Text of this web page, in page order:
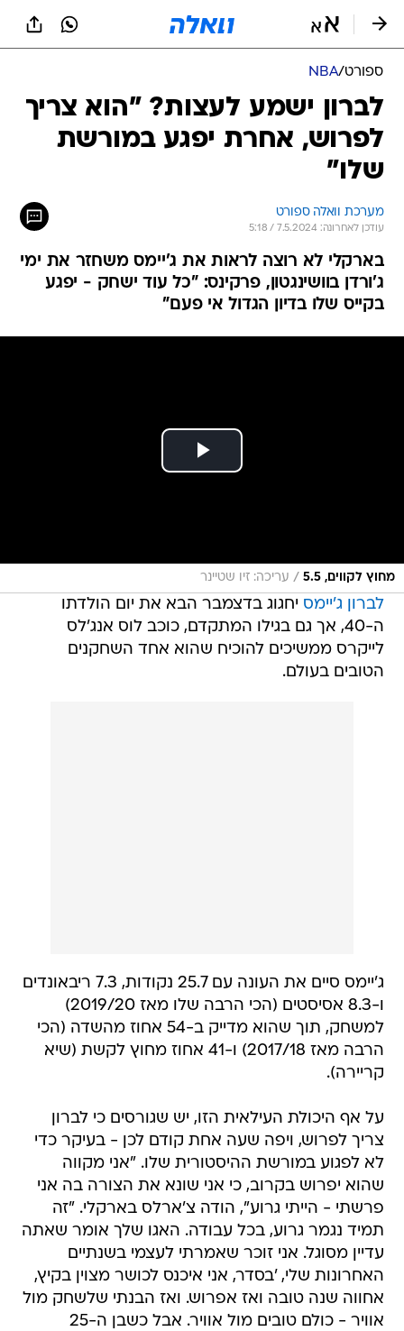
ספורט/
NBA
לברון ישמע לעצות? "הוא צריך
לפרוש, אחרת יפגע במורשת
שלו"
מערכת וואלה ספורט
עודכן לאחרונה: 7.5.2024 / 5:18
בארקלי לא רוצה לראות את ג'יימס משחזר את ימי
ג'ורדן בוושינגטון, פרקינס: "כל עוד ישחק - יפגע
בקייס שלו בדיון הגדול אי פעם"
מחוץ לקווים, 5.5 / עריכה: זיו שטיינר
לברון ג'יימס יחגוג בדצמבר הבא את יום הולדתו
ה-40, אך גם בגילו המתקדם, כוכב לוס אנג'לס
לייקרס ממשיכים להוכיח שהוא אחד השחקנים
הטובים בעולם.
ג'יימס סיים את העונה עם 25.7 נקודות, 7.3 ריבאונדים
ו-8.3 אסיסטים (הכי הרבה שלו מאז 2019/20)
למשחק, תוך שהוא מדייק ב-54 אחוז מהשדה (הכי
הרבה מאז 2017/18) ו-41 אחוז מחוץ לקשת (שיא
קריירה).
על אף היכולת העילאית הזו, יש שגורסים כי לברון
צריך לפרוש, ויפה שעה אחת קודם לכן - בעיקר כדי
לא לפגוע במורשת ההיסטורית שלו. "אני מקווה
שהוא יפרוש בקרוב, כי אני שונא את הצורה בה אני
פרשתי - הייתי גרוע", הודה צ'ארלס בארקלי. "זה
תמיד נגמר גרוע, בכל עבודה. האגו שלך אומר שאתה
עדיין מסוגל. אני זוכר שאמרתי לעצמי בשנתיים
האחרונות שלי, 'בסדר, אני איכנס לכושר מצוין בקיץ,
אחווה שנה טובה ואז אפרוש. ואז הבנתי שלשחק מול
אוויר - כולם טובים מול אוויר. אבל כשבן ה-25